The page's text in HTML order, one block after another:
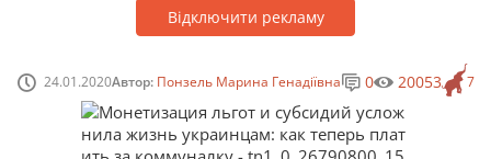
Відключити рекламу
24.01.2020Автор: Понзель Марина Генадіївна 7
0 20053